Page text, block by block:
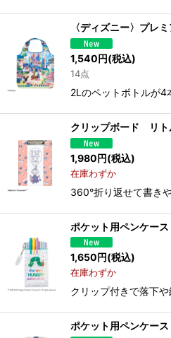
〈ディズニー〉プレ
1,540円(税込)
14点
2Lのペットボトルが
クリップボード リト
1,980円(税込)
在庫わずか
360°折り返せて書き
ポケット用ペンケー
1,650 円(税込)
在庫わずか
クリップ付きで落下
ポケット用ペンケー